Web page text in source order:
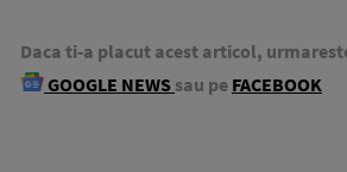
Daca ti-a placut acest articol,
GOOGLE NEWS sau pe FACEBOOK